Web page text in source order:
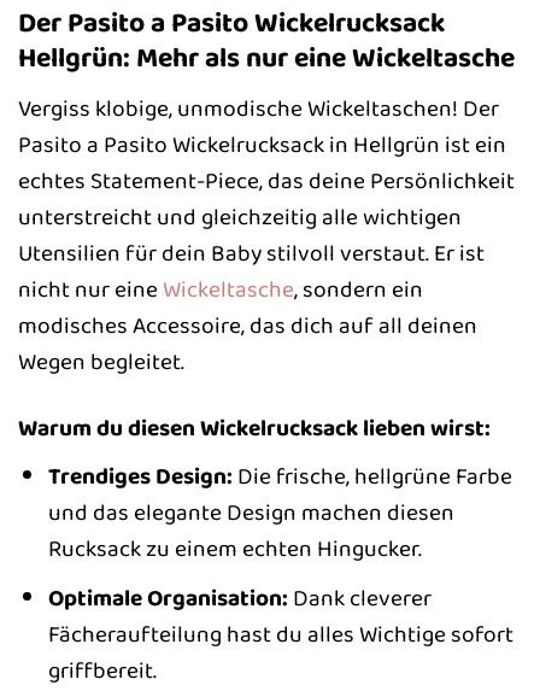
Der Pasito a Pasito Wickelrucksack
Hellgrün: Mehr als nur eine Wickeltasche
Vergiss klobige, unmodische Wickeltaschen! Der
Pasito a Pasito Wickelrucksack in Hellgrün ist ein
echtes Statement-Piece, das deine Persönlichkeit
unterstreicht und gleichzeitig alle wichtigen
Utensilien für dein Baby stilvoll verstaut. Er ist
nicht nur eineWickeltasche, sondern ein
modisches Accessoire, das dich auf all deinen
Wegen begleitet.
Warum du diesen Wickelrucksack lieben wirst:
Trendiges Design: Die frische, hellgrüne Farbe
und das elegante Design machen diesen
Rucksack zu einem echten Hingucker.
Optimale Organisation: Dank cleverer
Fächeraufteilung hast du alles Wichtige sofort
griffbereit.